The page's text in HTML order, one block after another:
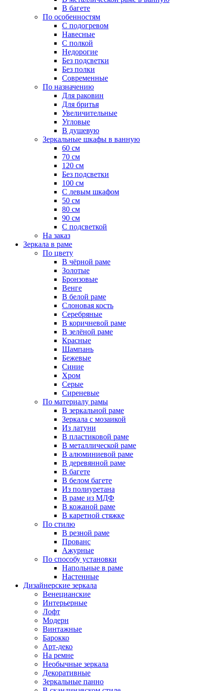
В багете
По особенностям
С подогревом
Навесные
С полкой
Недорогие
Без подсветки
Без полки
Современные
По назначению
Для раковин
Для бритья
Увеличительные
Угловые
В душевую
Зеркальные шкафы в ванную
60 см
70 см
120 см
Без подсветки
100 см
С левым шкафом
50 см
80 см
90 см
С подсветкой
На заказ
Зеркала в раме
По цвету
В чёрной раме
Золотые
Бронзовые
Венге
В белой раме
Слоновая кость
Серебряные
В коричневой раме
В зелёной раме
Красные
Шампань
Бежевые
Синие
Хром
Серые
Сиреневые
По материалу рамы
В зеркальной раме
Зеркала с мозаикой
Из латуни
В пластиковой раме
В металлической раме
В алюминиевой раме
В деревянной раме
В багете
В белом багете
Из полиуретана
В раме из МДФ
В кожаной раме
В каретной стяжке
По стилю
В резной раме
Прованс
Ажурные
По способу установки
Напольные в раме
Настенные
Дизайнерские зеркала
Венецианские
Интерьерные
Лофт
Модерн
Винтажные
Барокко
Арт-деко
На ремне
Необычные зеркала
Декоративные
Зеркальные панно